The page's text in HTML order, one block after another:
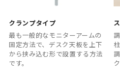
クランプタイプ
最も一般的なモニターアームの
固定方法で、デスク天板を上下
から挟み込む形で設置する方法
です。